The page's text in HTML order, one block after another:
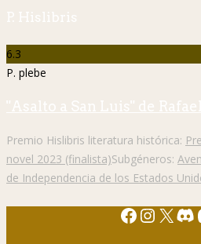
P. Hislibris
6.3
P. plebe
"Asalto a San Luis" de
Premio Hislibris literatura histórica:
novel 2023 (finalista)Subgéneros:
de Independencia de los Estados
Facebook
X